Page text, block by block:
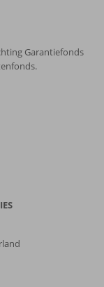
Garantiefonds